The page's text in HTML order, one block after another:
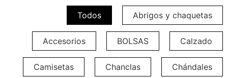
Todos Abrigos y chaquetas
Accesorios BOLSAS Calzado
Camisetas Chanclas Chándales